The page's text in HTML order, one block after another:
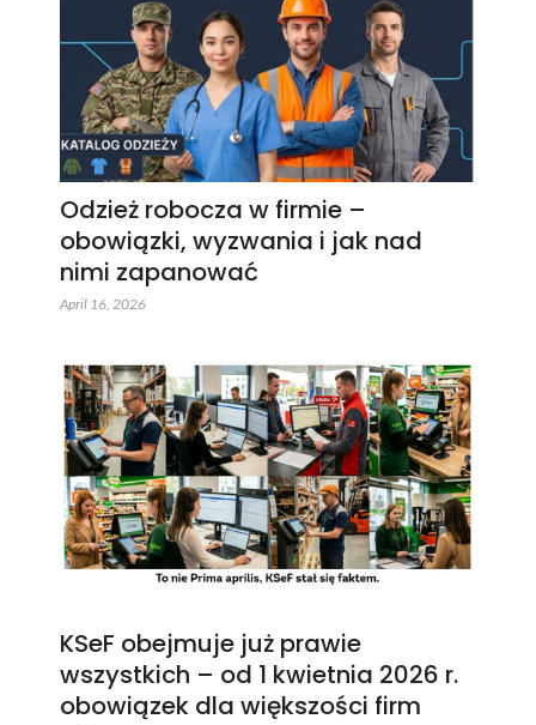
Odzież robocza w firmie –
obowiązki, wyzwania i jak nad
nimi zapanować
April 16, 2026
KSeF obejmuje już prawie
wszystkich – od 1 kwietnia 2026 r.
obowiązek dla większości firm